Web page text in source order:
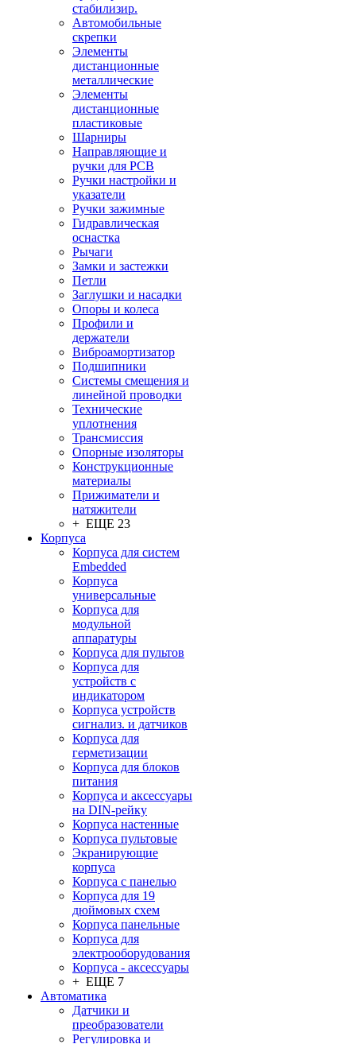
стабилизир.
Автомобильные
скрепки
Элементы
дистанционные
металлические
Элементы
дистанционные
пластиковые
Шарниры
Направляющие и
ручки для PCB
Ручки настройки и
указатели
Ручки зажимные
Гидравлическая
оснастка
Рычаги
Замки и застежки
Петли
Заглушки и насадки
Опоры и колеса
Профили и
держатели
Виброамортизатор
Подшипники
Системы смещения и
линейной проводки
Технические
уплотнения
Трансмиссия
Опорные изоляторы
Конструкционные
материалы
Прижиматели и
натяжители
+ ЕЩЕ 23
Корпуса
Корпуса для систем
Embedded
Корпуса
универсальные
Корпуса для
модульной
аппаратуры
Корпуса для пультов
Корпуса для
устройств с
индикатором
Корпуса устройств
сигнализ. и датчиков
Корпуса для
герметизации
Корпуса для блоков
питания
Корпуса и аксессуары
на DIN-рейку
Корпуса настенные
Корпуса пультовые
Экранирующие
корпуса
Корпуса с панелью
Корпуса для 19
дюймовых схем
Корпуса панельные
Корпуса для
электрооборудования
Корпуса - аксессуары
+ ЕЩЕ 7
Автоматика
Датчики и
преобразователи
Регулировка и